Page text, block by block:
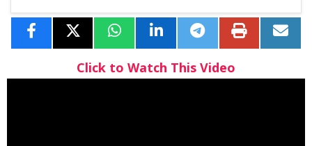
Click to Watch This Video